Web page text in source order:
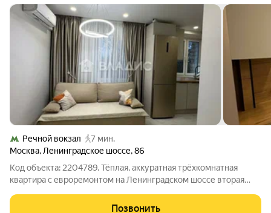
Речной вокзал
7 мин.
Москва, Ленинградское шоссе,86
Код объекта: 2204789. Тёплая, аккуратная трёхкомнатная
квартира с евроремонтом на Ленинградском шоссе вторая
замечательным парком и 5 минутами от метро Речной вокзал.
Позвонить